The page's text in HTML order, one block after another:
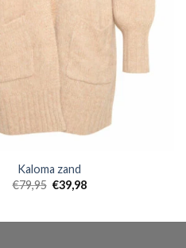
Kaloma zand
€79,95 €39,98